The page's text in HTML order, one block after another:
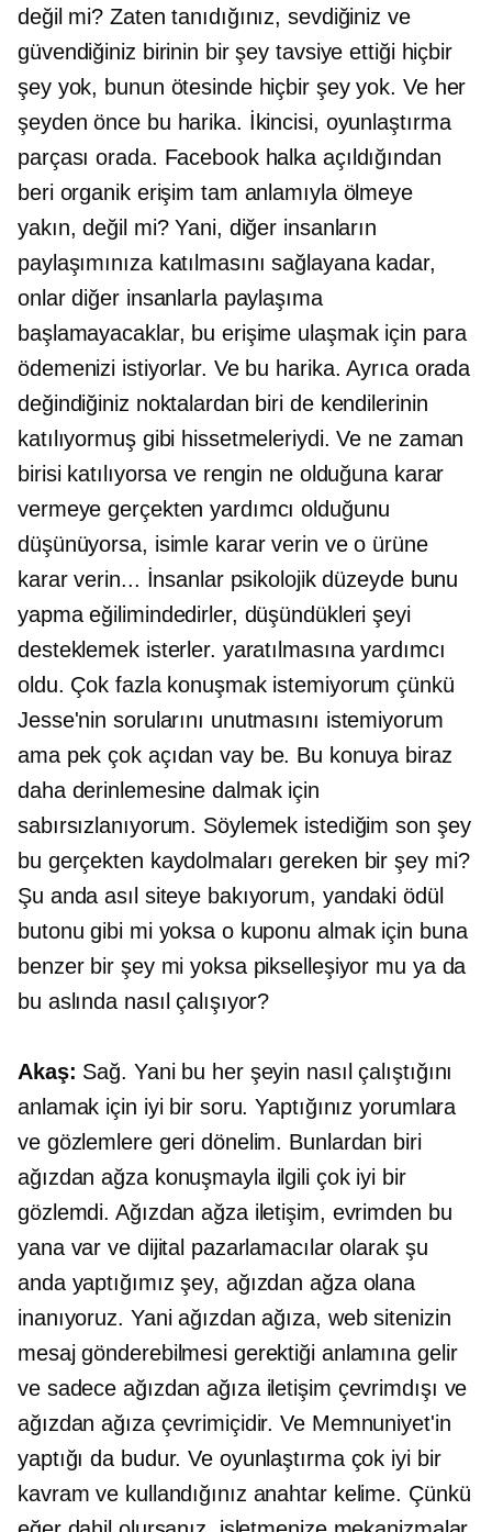
değil mi? Zaten tanıdığınız, sevdiğiniz ve
güvendiğiniz birinin bir şey tavsiye ettiği hiçbir
şey yok, bunun ötesinde hiçbir şey yok. Ve her
şeyden önce bu harika. İkincisi, oyunlaştırma
parçası orada. Facebook halka açıldığından
beri organik erişim tam anlamıyla ölmeye
yakın, değil mi? Yani, diğer insanların
paylaşımınıza katılmasını sağlayana kadar,
onlar diğer insanlarla paylaşıma
başlamayacaklar, bu erişime ulaşmak için para
ödemenizi istiyorlar. Ve bu harika. Ayrıca orada
değindiğiniz noktalardan biri de kendilerinin
katılıyormuş gibi hissetmeleriydi. Ve ne zaman
birisi katılıyorsa ve rengin ne olduğuna karar
vermeye gerçekten yardımcı olduğunu
düşünüyorsa, isimle karar verin ve o ürüne
karar verin... İnsanlar psikolojik düzeyde bunu
yapma eğilimindedirler, düşündükleri şeyi
desteklemek isterler. yaratılmasına yardımcı
oldu. Çok fazla konuşmak istemiyorum çünkü
Jesse'nin sorularını unutmasını istemiyorum
ama pek çok açıdan vay be. Bu konuya biraz
daha derinlemesine dalmak için
sabırsızlanıyorum. Söylemek istediğim son şey
bu gerçekten kaydolmaları gereken bir şey mi?
Şu anda asıl siteye bakıyorum, yandaki ödül
butonu gibi mi yoksa o kuponu almak için buna
benzer bir şey mi yoksa pikselleşiyor mu ya da
bu aslında nasıl çalışıyor?
Akaş: Sağ. Yani bu her şeyin nasıl çalıştığını
anlamak için iyi bir soru. Yaptığınız yorumlara
ve gözlemlere geri dönelim. Bunlardan biri
ağızdan ağza konuşmayla ilgili çok iyi bir
gözlemdi. Ağızdan ağza iletişim, evrimden bu
yana var ve dijital pazarlamacılar olarak şu
anda yaptığımız şey, ağızdan ağza olana
inanıyoruz. Yani ağızdan ağıza, web sitenizin
mesaj gönderebilmesi gerektiği anlamına gelir
ve sadece ağızdan ağıza iletişim çevrimdışı ve
ağızdan ağıza çevrimiçidir. Ve Memnuniyet'in
yaptığı da budur. Ve oyunlaştırma çok iyi bir
kavram ve kullandığınız anahtar kelime. Çünkü